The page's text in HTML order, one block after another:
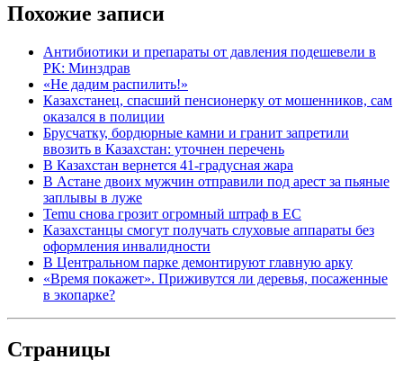
Похожие записи
Антибиотики и препараты от давления подешевели в
РК: Минздрав
«Не дадим распилить!»
Казахстанец, спасший пенсионерку от мошенников, сам
оказался в полиции
Брусчатку, бордюрные камни и гранит запретили
ввозить в Казахстан: уточнен перечень
В Казахстан вернется 41-градусная жара
В Астане двоих мужчин отправили под арест за пьяные
заплывы в луже
Temu снова грозит огромный штраф в ЕС
Казахстанцы смогут получать слуховые аппараты без
оформления инвалидности
В Центральном парке демонтируют главную арку
«Время покажет». Приживутся ли деревья, посаженные
в экопарке?
Страницы